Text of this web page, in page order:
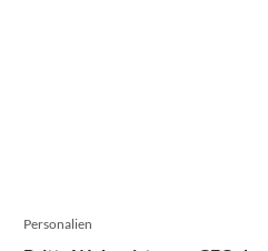
Personalien